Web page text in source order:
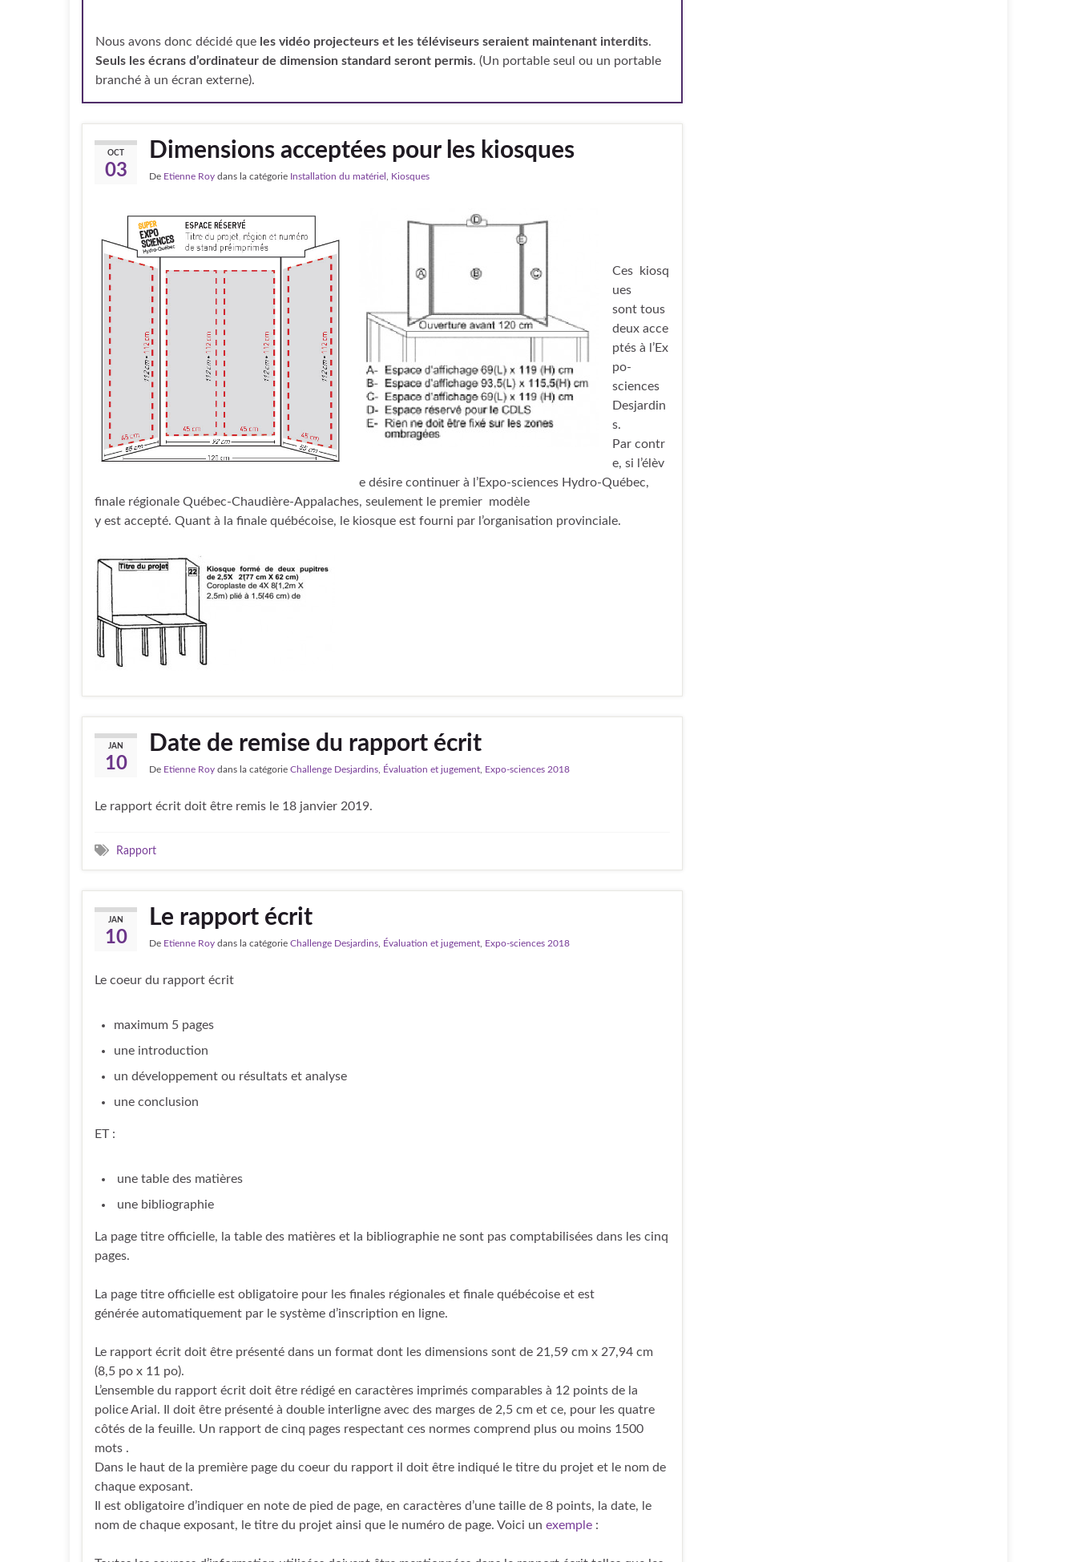
Nous avons donc décidé que les vidéo projecteurs et les téléviseurs seraient maintenant interdits.
Seuls les écrans d’ordinateur de dimension standard seront permis. (Un portable seul ou un portable
branché à un écran externe).
OCT
03
Dimensions acceptées pour les kiosques
De Etienne Roy dans la catégorie Installation du matériel Kiosques
Ces kiosq
ues
sont tous
deux acce
ptés à l’Ex
po-
sciences
Desjardin
s.
Par contr
e, si l’élèv
e désire continuer à l’Expo-sciences Hydro-Québec,
finale régionale Québec-Chaudière-Appalaches, seulement le premier modèle
y est accepté. Quant à la finale québécoise, le kiosque est fourni par l’organisation provinciale.
JAN
10
Date de remise du rapport écrit
De Etienne Roy dans la catégorie Challenge Desjardins Évaluation et jugement Expo-sciences 2018
Le rapport écrit doit être remis le 18 janvier 2019.
Rapport
JAN
10
Le rapport écrit
De Etienne Roy dans la catégorie Challenge Desjardins Évaluation et jugement Expo-sciences 2018
Le coeur du rapport écrit
maximum 5 pages
une introduction
un développement ou résultats et analyse
une conclusion
ET :
une table des matières
une bibliographie
La page titre officielle, la table des matières et la bibliographie ne sont pas comptabilisées dans les cinq
pages.
La page titre officielle est obligatoire pour les finales régionales et finale québécoise et est
générée automatiquement par le système d’inscription en ligne.
Le rapport écrit doit être présenté dans un format dont les dimensions sont de 21,59 cm x 27,94 cm
(8,5 po x 11 po).
L’ensemble du rapport écrit doit être rédigé en caractères imprimés comparables à 12 points de la
police Arial. Il doit être présenté à double interligne avec des marges de 2,5 cm et ce, pour les quatre
côtés de la feuille. Un rapport de cinq pages respectant ces normes comprend plus ou moins 1500
mots .
Dans le haut de la première page du coeur du rapport il doit être indiqué le titre du projet et le nom de
chaque exposant.
Il est obligatoire d’indiquer en note de pied de page, en caractères d’une taille de 8 points, la date, le
nom de chaque exposant, le titre du projet ainsi que le numéro de page. Voici un exemple :